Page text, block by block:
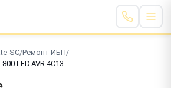
SC/Ремонт ИБП/